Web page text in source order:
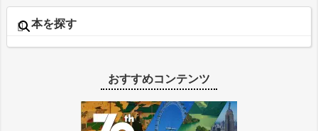
本を探す
おすすめコンテンツ